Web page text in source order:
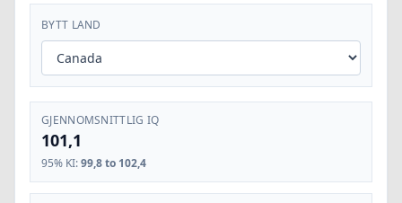
BYTT LAND
GJENNOMSNITTLIG IQ
101,1
95% KI:99,8 to 102,4